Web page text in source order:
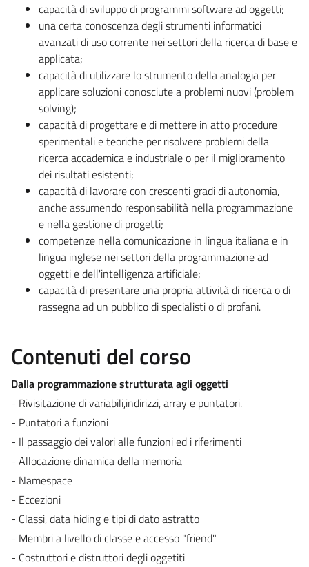
capacità di sviluppo di programmi software ad oggetti;
una certa conoscenza degli strumenti informatici
avanzati di uso corrente nei settori della ricerca di base e
applicata;
capacità di utilizzare lo strumento della analogia per
applicare soluzioni conosciute a problemi nuovi (problem
solving);
capacità di progettare e di mettere in atto procedure
sperimentali e teoriche per risolvere problemi della
ricerca accademica e industriale o per il miglioramento
dei risultati esistenti;
capacità di lavorare con crescenti gradi di autonomia,
anche assumendo responsabilità nella programmazione
e nella gestione di progetti;
competenze nella comunicazione in lingua italiana e in
lingua inglese nei settori della programmazione ad
oggetti e dell'intelligenza artificiale;
capacità di presentare una propria attività di ricerca o di
rassegna ad un pubblico di specialisti o di profani.
Contenuti del corso
Dalla programmazione strutturata agli oggetti
- Rivisitazione di variabili,indirizzi, array e puntatori.
- Puntatori a funzioni
- Il passaggio dei valori alle funzioni ed i riferimenti
- Allocazione dinamica della memoria
- Namespace
- Eccezioni
- Classi, data hiding e tipi di dato astratto
- Membri a livello di classe e accesso "friend"
- Costruttori e distruttori degli oggetiti